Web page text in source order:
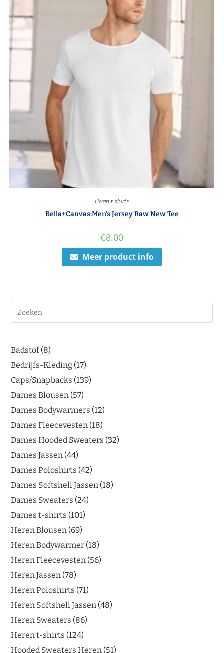
Heren t-shirts
Bella+Canvas:Men’s Jersey Raw New Tee
€8.00
Meer product info
Badstof 8
Bedrijfs-Kleding 17
Caps/Snapbacks 139
Dames Blousen 57
Dames Bodywarmers 12
Dames Fleecevesten 18
Dames Hooded Sweaters 32
Dames Jassen 44
Dames Poloshirts 42
Dames Softshell Jassen 18
Dames Sweaters 24
Dames t-shirts 101
Heren Blousen 69
Heren Bodywarmer 18
Heren Fleecevesten 56
Heren Jassen 78
Heren Poloshirts 71
Heren Softshell Jassen 48
Heren Sweaters 86
Heren t-shirts 124
Hooded Sweaters Heren 51